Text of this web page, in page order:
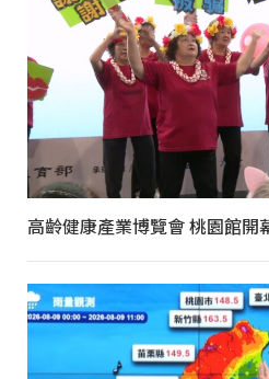
高齡健康產業博覽會 桃園館開